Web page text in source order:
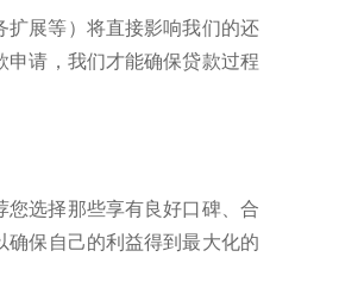
扩展等）将直接影响我们的还
请，我们才能确保贷款过程
选择那些享有良好口碑、合
保自己的利益得到最大化的